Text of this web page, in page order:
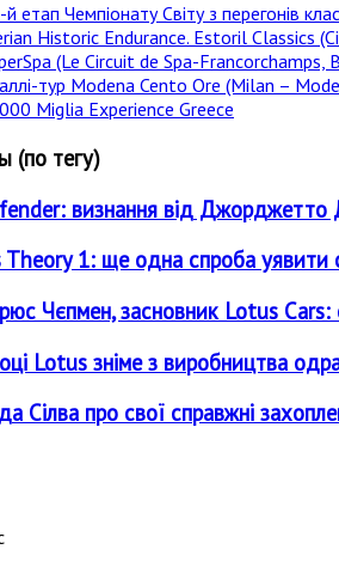
етап Чемпіонату Світу з перегонів
Historic Endurance. Estoril Classics
(Le Circuit de Spa-Francorchamps,
тур Modena Cento Ore (Milan –
Miglia Experience Greece
(по тегу)
визнання від
1: ще одна спроба уявити
Чєпмен, засновник Lotus
Lotus зніме з виробництва
Сілва про свої справжні